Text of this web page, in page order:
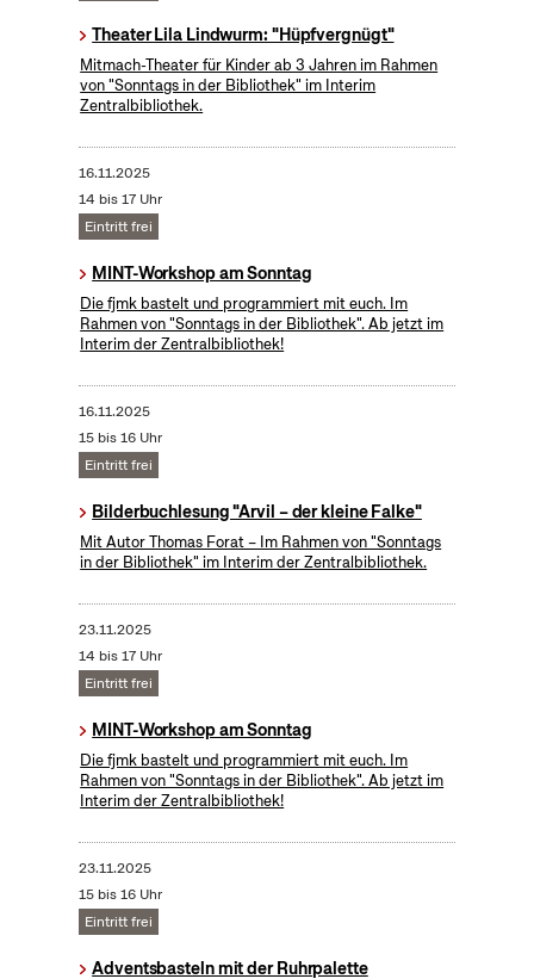
Theater Lila Lindwurm: "Hüpfvergnügt"
Mitmach-Theater für Kinder ab 3 Jahren im Rahmen
von "Sonntags in der Bibliothek" im Interim
Zentralbibliothek.
16.11.2025
14 bis 17 Uhr
Eintritt frei
MINT-Workshop am Sonntag
Die fjmk bastelt und programmiert mit euch. Im
Rahmen von "Sonntags in der Bibliothek". Ab jetzt im
Interim der Zentralbibliothek!
16.11.2025
15 bis 16 Uhr
Eintritt frei
Bilderbuchlesung "Arvil – der kleine Falke"
Mit Autor Thomas Forat – Im Rahmen von "Sonntags
in der Bibliothek" im Interim der Zentralbibliothek.
23.11.2025
14 bis 17 Uhr
Eintritt frei
MINT-Workshop am Sonntag
Die fjmk bastelt und programmiert mit euch. Im
Rahmen von "Sonntags in der Bibliothek". Ab jetzt im
Interim der Zentralbibliothek!
23.11.2025
15 bis 16 Uhr
Eintritt frei
Adventsbasteln mit der Ruhrpalette